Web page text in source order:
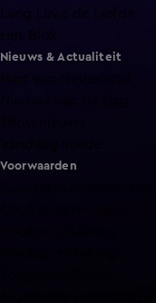
Nieuws & Actualiteit
Voorwaarden